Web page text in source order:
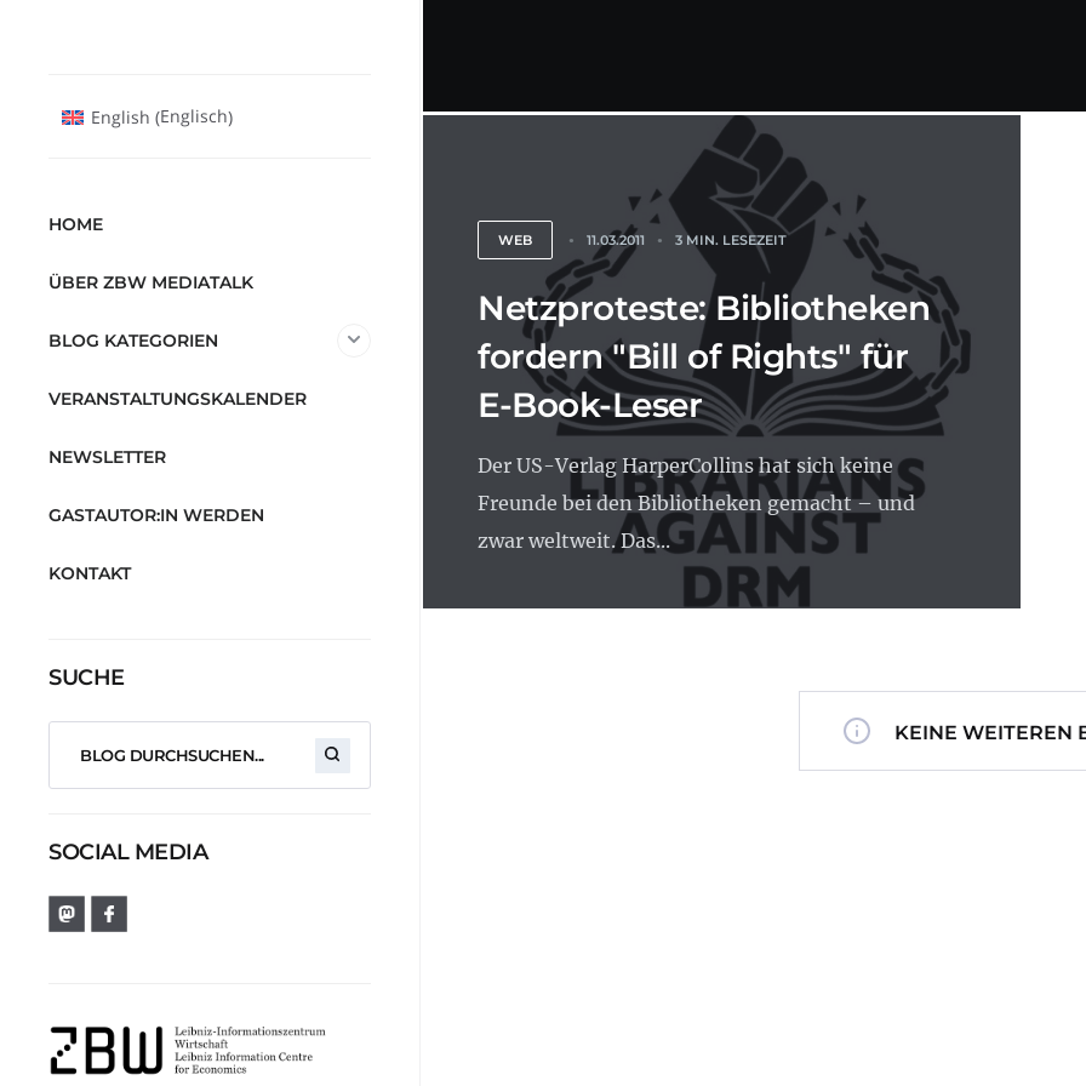
WEB 11.03.2011 3 MIN. LESEZEIT
Netzproteste: Bibliotheken
fordern "Bill of Rights" für
E-Book-Leser
Der US-Verlag HarperCollins hat sich keine
Freunde bei den Bibliotheken gemacht – und
zwar weltweit. Das...
KEINE WEITEREN
English (Englisch)
HOME
ÜBER ZBW MEDIATALK
BLOG KATEGORIEN
VERANSTALTUNGSKALENDER
NEWSLETTER
GASTAUTOR:IN WERDEN
KONTAKT
SUCHE
SOCIAL MEDIA